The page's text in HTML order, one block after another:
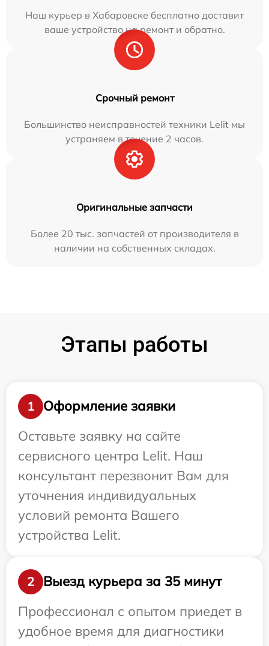
Наш курьер в Хабаровске бесплатно доставит
ваше устройство на ремонт и обратно.
Срочный ремонт
Большинство неисправностей техники Lelit мы
устраняем в течение 2 часов.
Оригинальные запчасти
Более 20 тыс. запчастей от производителя в
наличии на собственных складах.
Этапы работы
1
Оформление заявки
Оставьте заявку на сайте
сервисного центра Lelit. Наш
консультант перезвонит Вам для
уточнения индивидуальных
условий ремонта Вашего
устройства Lelit.
2
Выезд курьера за 35 минут
Профессионал с опытом приедет в
удобное время для диагностики